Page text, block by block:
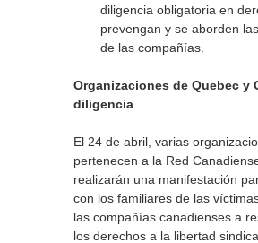
diligencia obligatoria en
prevengan y se aborden
de las compañías.
Organizaciones de Quebec y
diligencia
El 24 de abril, varias
pertenecen a la Red
realizarán una manifestación
con los familiares de las
las compañías canadienses a
los derechos a la libertad